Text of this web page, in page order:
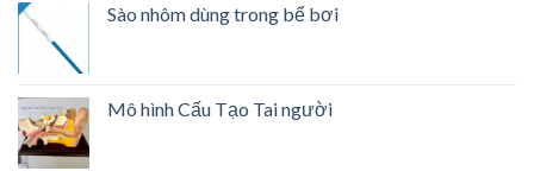
Sào nhôm dùng trong bể bơi
Mô hình Cấu Tạo Tai người